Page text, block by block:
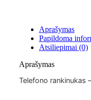
Aprašymas
Papildoma
Atsiliepimai (0)
Aprašymas
Telefono rankinukas